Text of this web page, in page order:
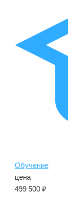
Обучение
цена
499 500